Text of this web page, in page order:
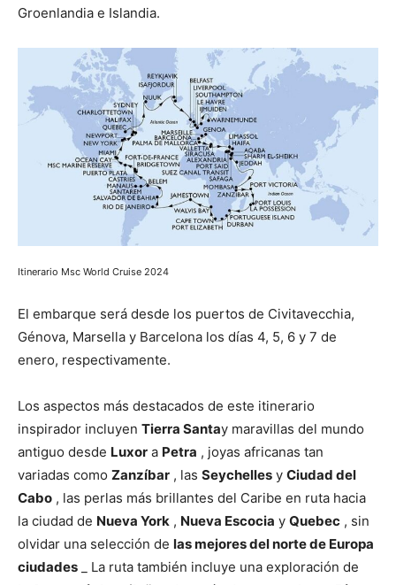
Groenlandia e Islandia.
Itinerario Msc World Cruise 2024
El embarque será desde los puertos de Civitavecchia,
Génova, Marsella y Barcelona los días 4, 5, 6 y 7 de
enero, respectivamente.
Los aspectos más destacados de este itinerario
inspirador incluyen Tierra Santay maravillas del mundo
antiguo desde Luxor a Petra , joyas africanas tan
variadas como Zanzíbar , las Seychelles y Ciudad del
Cabo , las perlas más brillantes del Caribe en ruta hacia
la ciudad de Nueva York , Nueva Escocia y Quebec , sin
olvidar una selección de las mejores del norte de Europa
ciudades _ La ruta también incluye una exploración de